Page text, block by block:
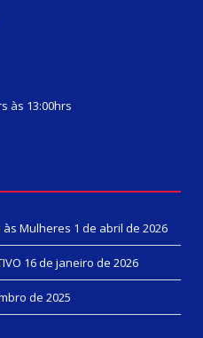
às 13:00hrs
às Mulheres 1 de abril de 2026
16 de janeiro de 2026
de 2025